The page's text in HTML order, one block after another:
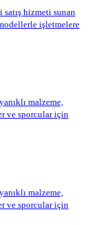
hizmeti sunan
işletmelere
malzeme,
ve sporcular için
malzeme,
ve sporcular için